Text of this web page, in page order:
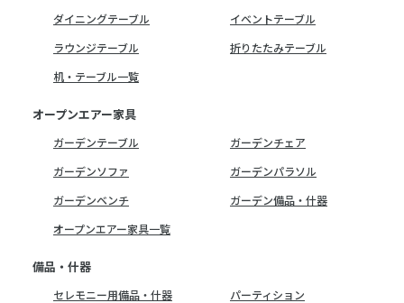
ダイニングテーブル
イベントテーブル
ラウンジテーブル
折りたたみテーブル
机・テーブル一覧
オープンエアー家具
ガーデンテーブル
ガーデンチェア
ガーデンソファ
ガーデンパラソル
ガーデンベンチ
ガーデン備品・什器
オープンエアー家具一覧
備品・什器
セレモニー用備品・什器
パーティション